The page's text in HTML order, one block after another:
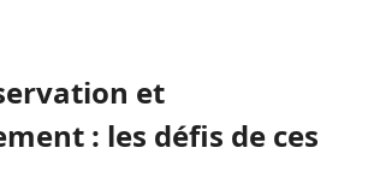
et
: les défis de ces